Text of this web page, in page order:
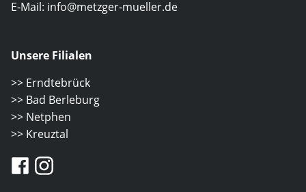
E-Mail: info@metzger-mueller.de
Unsere Filialen
>> Erndtebrück
>> Bad Berleburg
>> Netphen
>> Kreuztal